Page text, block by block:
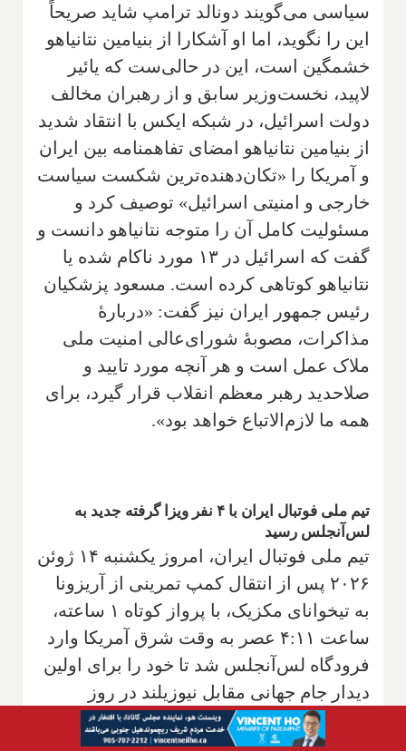
سیاسی می‌گویند دونالد ترامپ شاید صریحاً
این را نگوید، اما او آشکارا از بنیامین نتانیاهو
خشمگین است، این در حالی‌ست که یائیر
لاپید، نخست‌وزیر سابق و از رهبران مخالف
دولت اسرائیل، در شبکه ایکس با انتقاد شدید
از بنیامین نتانیاهو امضای تفاهمنامه بین ایران
و آمریکا را «تکان‌دهنده‌ترین شکست‌ سیاست
خارجی و امنیتی اسرائیل» توصیف کرد و
مسئولیت کامل آن را متوجه نتانیاهو دانست و
گفت که اسرائیل در ۱۳ مورد ناکام شده یا
نتانیاهو کوتاهی کرده است. مسعود پزشکیان
رئیس جمهور ایران نیز گفت: «دربارۀ
مذاکرات، مصوبۀ شورای‌عالی امنیت ملی
ملاک عمل است و هر آنچه مورد تایید و
صلاحدید رهبر معظم انقلاب قرار گیرد، برای
همه ما لازم‌الاتباع خواهد بود».
تیم ملی فوتبال ایران با ۴ نفر ویزا گرفته جدید به
لس‌آنجلس رسید
تیم ملی فوتبال ایران، امروز یکشنبه ۱۴ ژوئن
۲۰۲۶ پس از انتقال کمپ تمرینی از آریزونا
به تیخوانای مکزیک، با پرواز کوتاه ۱ ساعته،
ساعت ۴:۱۱ عصر به وقت شرق آمریکا وارد
فرودگاه لس‌آنجلس شد تا خود را برای اولین
دیدار جام جهانی مقابل نیوزیلند در روز
دوشنبه ۱۵ ژوئن آماده کند. این تیم پس از یک
تمرین کوتاه همراه با رسانه‌ها در زمین چمن،